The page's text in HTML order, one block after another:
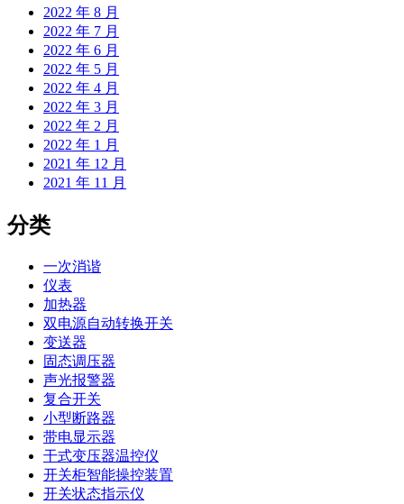
2022 年 8 月
2022 年 7 月
2022 年 6 月
2022 年 5 月
2022 年 4 月
2022 年 3 月
2022 年 2 月
2022 年 1 月
2021 年 12 月
2021 年 11 月
分类
一次消谐
仪表
加热器
双电源自动转换开关
变送器
固态调压器
声光报警器
复合开关
小型断路器
带电显示器
干式变压器温控仪
开关柜智能操控装置
开关状态指示仪